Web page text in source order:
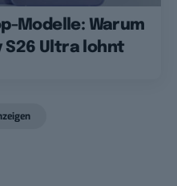
Modelle: Warum
S26 Ultra lohnt